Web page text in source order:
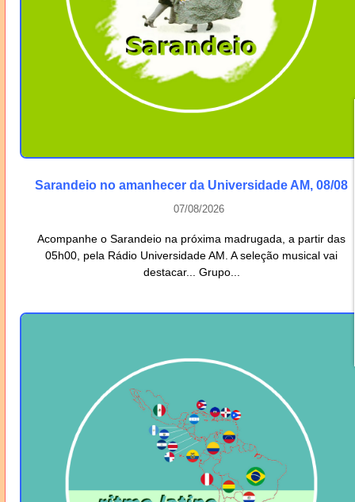
Sarandeio no amanhecer da Universidade AM, 08/08
07/08/2026
Acompanhe o Sarandeio na próxima madrugada, a partir das
05h00, pela Rádio Universidade AM. A seleção musical vai
destacar... Grupo...